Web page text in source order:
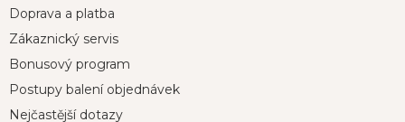
Doprava a platba
Zákaznický servis
Bonusový program
Postupy balení objednávek
Nejčastější dotazy